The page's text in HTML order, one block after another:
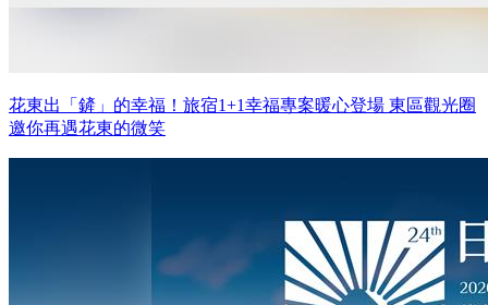
花東出「鏟」的幸福！旅宿1+1幸福專案暖心登場 東區觀光圈
邀你再遇花東的微笑